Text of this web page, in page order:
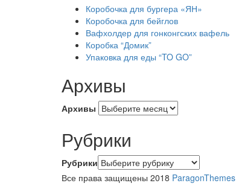
Коробочка для бургера «ЯН»
Коробочка для бейглов
Вафхолдер для гонконгских вафель
Коробка “Домик”
Упаковка для еды “TO GO”
Архивы
Архивы
Рубрики
Рубрики
Все права защищены 2018 ParagonThemes